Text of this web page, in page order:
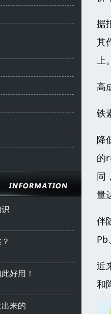
好用！
来的
据
其
上
高
铁
降
的
同
量
伴
Pb
近
和